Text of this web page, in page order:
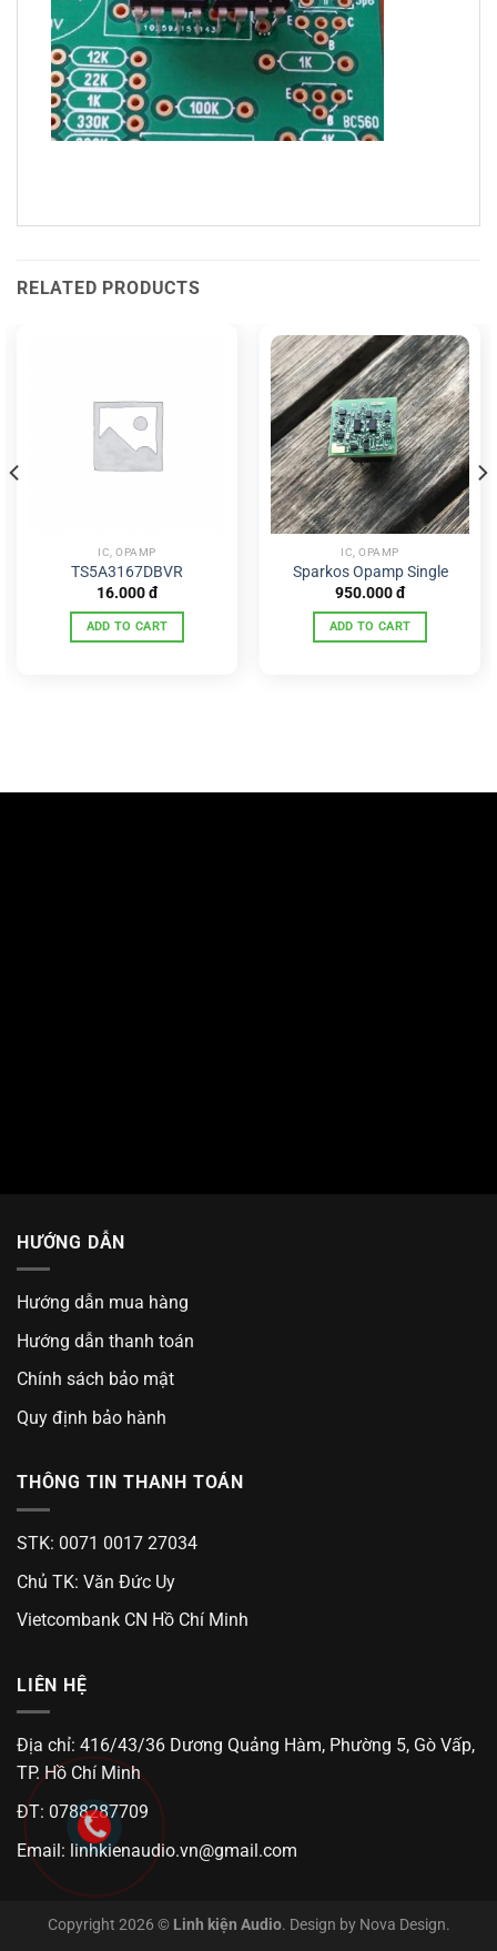
RELATED PRODUCTS
IC, OPAMP
TS5A3167DBVR
16.000đ
ADD TO CART
IC, OPAMP
Sparkos Opamp Single
950.000đ
ADD TO CART
HƯỚNG DẪN
Hướng dẫn mua hàng
Hướng dẫn thanh toán
Chính sách bảo mật
Quy định bảo hành
THÔNG TIN THANH TOÁN
STK: 0071 0017 27034
Chủ TK: Văn Đức Uy
Vietcombank CN Hồ Chí Minh
LIÊN HỆ
Địa chỉ: 416/43/36 Dương Quảng Hàm, Phường 5, Gò Vấp,
TP. Hồ Chí Minh
ĐT: 0788287709
Email: linhkienaudio.vn@gmail.com
Copyright 2026 © Linh kiện Audio. Design by Nova Design.